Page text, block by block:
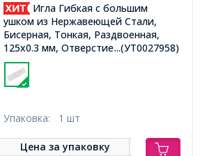
Игла Гибкая с большим
ушком из Нержавеющей Стали,
Бисерная, Тонкая, Раздвоенная,
125х0.3 мм, Отверстие: 0.1 мм,
...(УТ0027958)
Упаковка: 1 шт
Цена заупаковку